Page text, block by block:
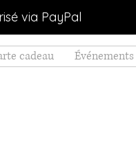
via PayPal
cadeau